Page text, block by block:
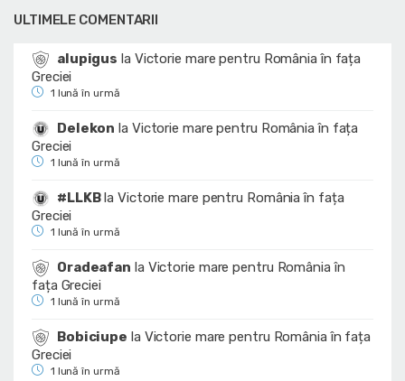
ULTIMELE COMENTARII
alupigus la Victorie mare pentru România în fața
Greciei
1 lună în urmă
Delekon la Victorie mare pentru România în fața
Greciei
1 lună în urmă
#LLKBlaVictorie mare pentru România în fața
Greciei
1 lună în urmă
Oradeafan la Victorie mare pentru România în
fața Greciei
1 lună în urmă
Bobiciupe la Victorie mare pentru România în fața
Greciei
1 lună în urmă